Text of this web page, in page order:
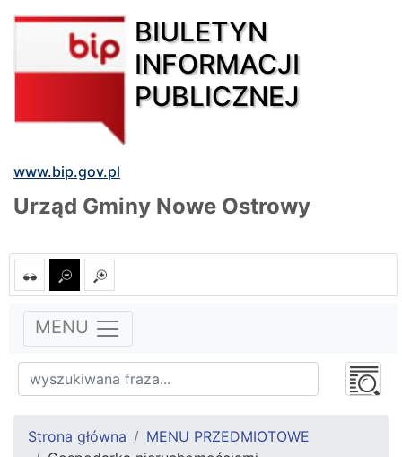
BIULETYN
INFORMACJI
PUBLICZNEJ
www.bip.gov.pl
Urząd Gminy Nowe Ostrowy
MENU
Strona główna
MENU PRZEDMIOTOWE